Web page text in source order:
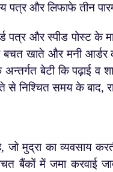
पत्र और लिफाफे तीन
और स्पीड पोस्ट के
खाते और मनी आर्डर
बेटी कि पढ़ाई व
निश्चित समय के बाद,
का व्यवसाय
बैंकों में जमा करवाई